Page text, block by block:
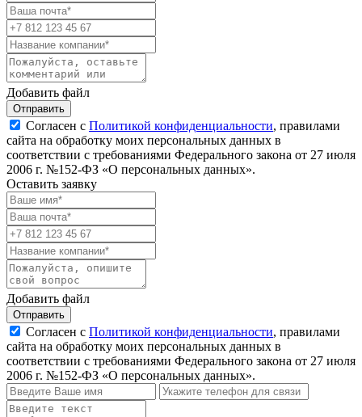
Добавить файл
Отправить
Согласен с Политикой конфиденциальности, правилами
сайта на обработку моих персональных данных в
соответствии с требованиями Федерального закона от 27 июля
2006 г. №152-ФЗ «О персональных данных».
Оставить заявку
Добавить файл
Отправить
Согласен с Политикой конфиденциальности, правилами
сайта на обработку моих персональных данных в
соответствии с требованиями Федерального закона от 27 июля
2006 г. №152-ФЗ «О персональных данных».